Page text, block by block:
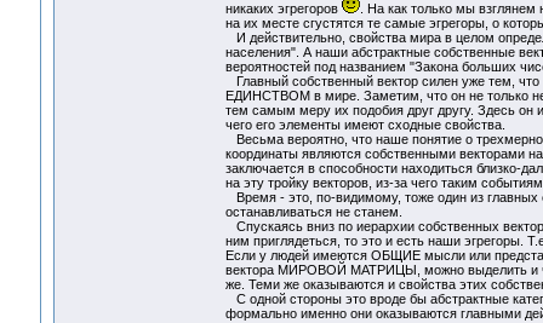
никаких эгрегоров
. На как только мы взглянем
на их месте сгустятся те самые эгрегоры, о
И действительно, свойства мира в целом
населения". А наши абстрактные собственные
вероятностей под названием "Закона больших
Главный собственный вектор силен уже тем,
ЕДИНСТВОМ в мире. Заметим, что он не только
тем самым меру их подобия друг другу. Здесь
чего его элементы имеют сходные свойства.
Весьма вероятно, что наше понятие о
координаты являются собственными
заключается в способности находиться близко-
на эту тройку векторов, из-за чего таким
Время - это, по-видимому, тоже один из главных
останавливаться не станем.
Спускаясь вниз по иерархии собственных
ним приглядеться, то это и есть наши эгрегоры.
Если у людей имеются ОБЩИЕ мысли или
вектора МИРОВОЙ МАТРИЦЫ, можно выделить и
же. Теми же оказываются и свойства этих
С одной стороны это вроде бы абстрактные
формально именно они оказываются главными